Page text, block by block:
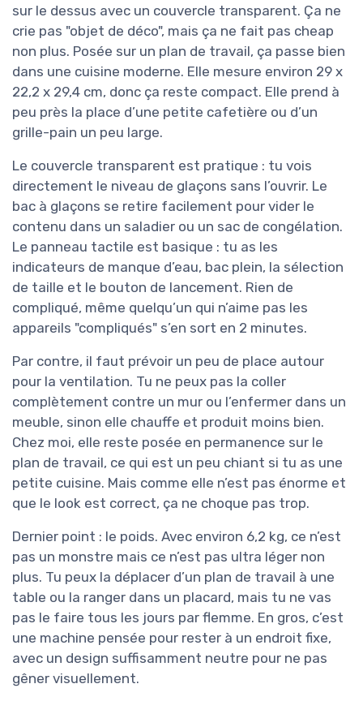
sur le dessus avec un couvercle transparent. Ça ne
crie pas "objet de déco", mais ça ne fait pas cheap
non plus. Posée sur un plan de travail, ça passe bien
dans une cuisine moderne. Elle mesure environ 29 x
22,2 x 29,4 cm, donc ça reste compact. Elle prend à
peu près la place d’une petite cafetière ou d’un
grille-pain un peu large.
Le couvercle transparent est pratique : tu vois
directement le niveau de glaçons sans l’ouvrir. Le
bac à glaçons se retire facilement pour vider le
contenu dans un saladier ou un sac de congélation.
Le panneau tactile est basique : tu as les
indicateurs de manque d’eau, bac plein, la sélection
de taille et le bouton de lancement. Rien de
compliqué, même quelqu’un qui n’aime pas les
appareils "compliqués" s’en sort en 2 minutes.
Par contre, il faut prévoir un peu de place autour
pour la ventilation. Tu ne peux pas la coller
complètement contre un mur ou l’enfermer dans un
meuble, sinon elle chauffe et produit moins bien.
Chez moi, elle reste posée en permanence sur le
plan de travail, ce qui est un peu chiant si tu as une
petite cuisine. Mais comme elle n’est pas énorme et
que le look est correct, ça ne choque pas trop.
Dernier point : le poids. Avec environ 6,2 kg, ce n’est
pas un monstre mais ce n’est pas ultra léger non
plus. Tu peux la déplacer d’un plan de travail à une
table ou la ranger dans un placard, mais tu ne vas
pas le faire tous les jours par flemme. En gros, c’est
une machine pensée pour rester à un endroit fixe,
avec un design suffisamment neutre pour ne pas
gêner visuellement.